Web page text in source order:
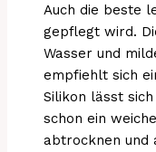
Auch die beste
gepflegt wird.
Wasser und
empfiehlt sich
Silikon lässt
schon ein
abtrocknen und